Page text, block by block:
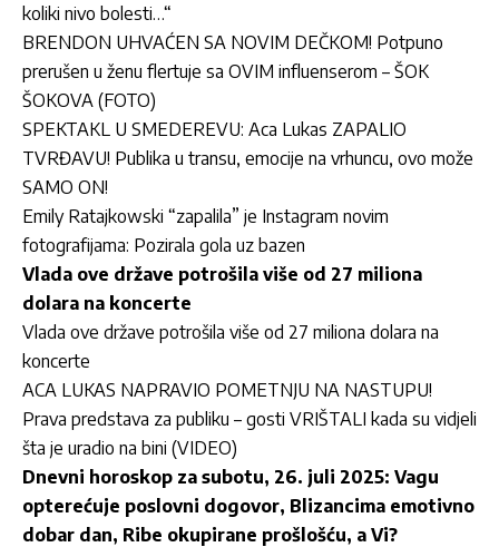
koliki nivo bolesti…“
BRENDON UHVAĆEN SA NOVIM DEČKOM! Potpuno
prerušen u ženu flertuje sa OVIM influenserom – ŠOK
ŠOKOVA (FOTO)
SPEKTAKL U SMEDEREVU: Aca Lukas ZAPALIO
TVRĐAVU! Publika u transu, emocije na vrhuncu, ovo može
SAMO ON!
Emily Ratajkowski “zapalila” je Instagram novim
fotografijama: Pozirala gola uz bazen
Vlada ove države potrošila više od 27 miliona
dolara na koncerte
Vlada ove države potrošila više od 27 miliona dolara na
koncerte
ACA LUKAS NAPRAVIO POMETNJU NA NASTUPU!
Prava predstava za publiku – gosti VRIŠTALI kada su vidjeli
šta je uradio na bini (VIDEO)
Dnevni horoskop za subotu, 26. juli 2025: Vagu
opterećuje poslovni dogovor, Blizancima emotivno
dobar dan, Ribe okupirane prošlošću, a Vi?